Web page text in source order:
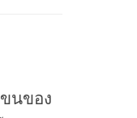
ขนของ